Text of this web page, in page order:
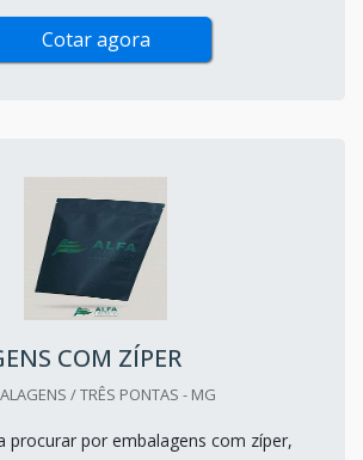
Cotar agora
COM ZÍPER
/ TRÊS PONTAS - MG
procurar por embalagens com zíper,